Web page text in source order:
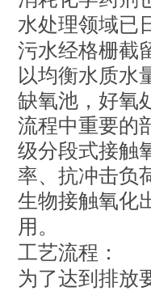
水处理领域已
污水经格栅截
以均衡水质水
缺氧池，好氧
流程中重要的
级分段式接触
率、抗冲击负
生物接触氧化
用。
工艺流程：
为了达到排放